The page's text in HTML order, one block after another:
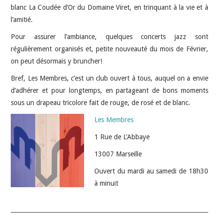
blanc La Coudée d’Or du Domaine Viret, en trinquant à la vie et à
l’amitié.
Pour assurer l’ambiance, quelques concerts jazz sont
régulièrement organisés et, petite nouveauté du mois de Février,
on peut désormais y bruncher!
Bref, Les Membres, c’est un club ouvert à tous, auquel on a envie
d’adhérer et pour longtemps, en partageant de bons moments
sous un drapeau tricolore fait de rouge, de rosé et de blanc.
Les Membres
1 Rue de L’Abbaye
13007 Marseille
Ouvert du mardi au samedi de 18h30
à minuit